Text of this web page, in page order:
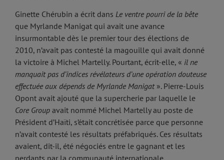
Ginette Chérubin a écrit dans Le ventre pourri de la bête
que Myrlande Manigat qui avait une avance
insurmontable dès le premier tour des élections de
2010, n’avait pas contesté la magouille qui avait donné
la victoire à Michel Martelly. Pourtant, écrit-elle, « il ne
manquait pas d’indices révélateurs d’une opération douteuse
effectuée aux dépends de Myrlande Manigat». Pierre-Louis
Opont avait ajouté que la supercherie par laquelle le
Core Group avait nommé Michel Martelly au poste de
Président d’Haïti, s’était concrétisée parce que personne
n’avait contesté les résultats préfabriqués. Ces résultats
avaient, dit-il, été négociés entre le gagnant et les